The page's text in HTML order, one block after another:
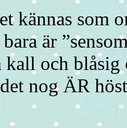
kännas som
är
och blåsig
nog ÄR